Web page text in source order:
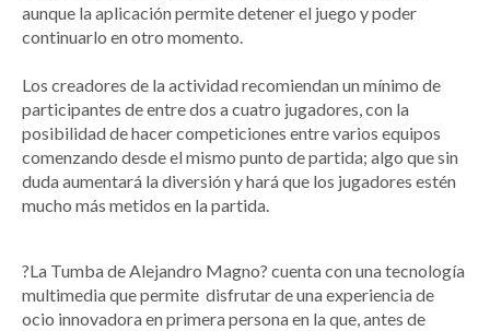
aunque la aplicación permite detener el juego y poder
continuarlo en otro momento.
Los creadores de la actividad recomiendan un mínimo de
participantes de entre dos a cuatro jugadores, con la
posibilidad de hacer competiciones entre varios equipos
comenzando desde el mismo punto de partida; algo que sin
duda aumentará la diversión y hará que los jugadores estén
mucho más metidos en la partida.
?La Tumba de Alejandro Magno? cuenta con una tecnología
multimedia que permite disfrutar de una experiencia de
ocio innovadora en primera persona en la que, antes de